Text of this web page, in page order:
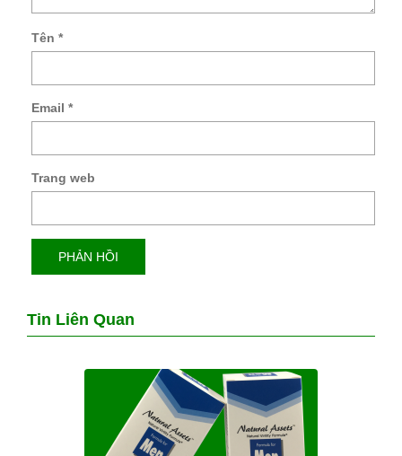
Tên *
Email *
Trang web
Tin Liên Quan